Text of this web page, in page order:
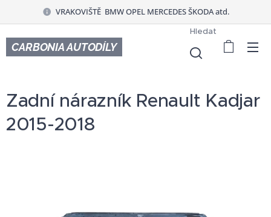
VRAKOVIŠTĚ BMW OPEL MERCEDES ŠKODA atd.
CARBONIA AUTODÍLY
Hledat
Zadní nárazník Renault Kadjar
2015-2018